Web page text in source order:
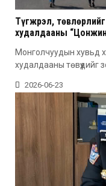
Түгжрэл,
худалдааны
Монголчуудын хувьд
худалдааны
2026-06-23